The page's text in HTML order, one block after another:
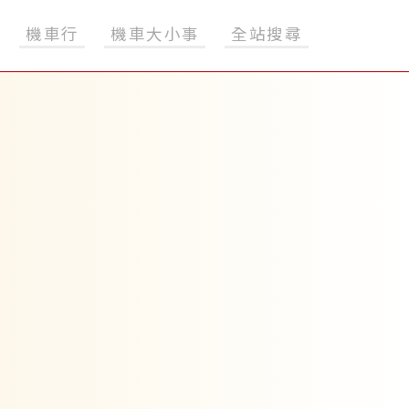
機車行 機車大小事 全站搜尋